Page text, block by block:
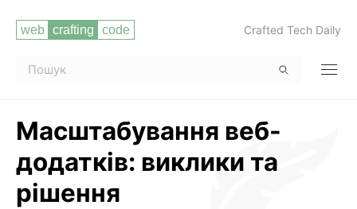
Crafted Tech Daily
Масштабування веб-
додатків: виклики та
рішення